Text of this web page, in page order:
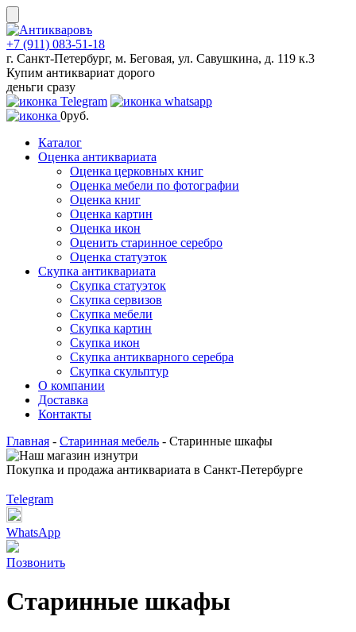
Skip
to
content
+7 (911) 083-51-18
г. Санкт-Петербург, м. Беговая, ул. Савушкина, д. 119 к.3
Купим антиквариат дорого
деньги сразу
0руб.
Каталог
Оценка антиквариата
Оценка церковных книг
Оценка мебели по фотографии
Оценка книг
Оценка картин
Оценка икон
Оценить старинное серебро
Оценка статуэток
Скупка антиквариата
Скупка статуэток
Скупка сервизов
Скупка мебели
Скупка картин
Скупка икон
Скупка антикварного серебра
Скупка скульптур
О компании
Доставка
Контакты
Главная - Старинная мебель - Старинные шкафы
Покупка и продажа антиквариата в Санкт-Петербурге
Telegram
WhatsApp
Позвонить
Старинные шкафы